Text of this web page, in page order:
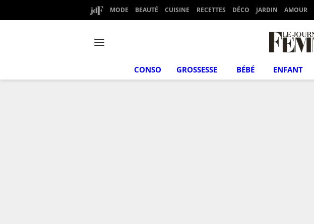
MODE BEAUTÉ CUISINE RECETTES DÉCO JARDIN AMOUR
CONSO GROSSESSE BÉBÉ ENFANT